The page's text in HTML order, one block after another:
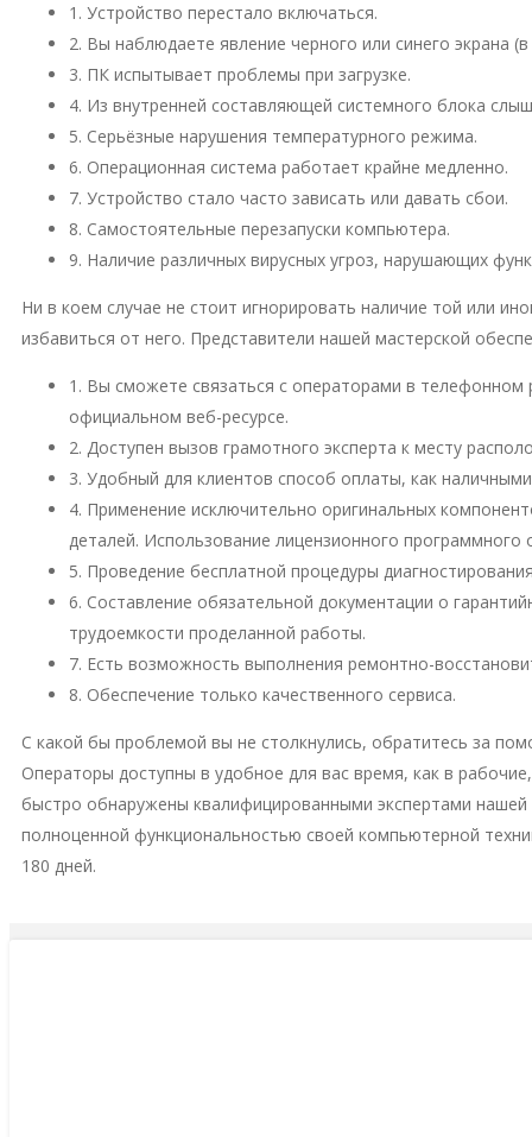
1. Устройство перестало включаться.
2. Вы наблюдаете явление черного или синего экрана
3. ПК испытывает проблемы при загрузке.
4. Из внутренней составляющей системного блока
5. Серьёзные нарушения температурного режима.
6. Операционная система работает крайне медленно.
7. Устройство стало часто зависать или давать сбои.
8. Самостоятельные перезапуски компьютера.
9. Наличие различных вирусных угроз, нарушающих
Ни в коем случае не стоит игнорировать наличие той или
избавиться от него. Представители нашей мастерской
1. Вы сможете связаться с операторами в
официальном веб-ресурсе.
2. Доступен вызов грамотного эксперта к месту
3. Удобный для клиентов способ оплаты, как
4. Применение исключительно оригинальных
деталей. Использование лицензионного
5. Проведение бесплатной процедуры
6. Составление обязательной документации о
трудоемкости проделанной работы.
7. Есть возможность выполнения ремонтно-
8. Обеспечение только качественного сервиса.
С какой бы проблемой вы не столкнулись, обратитесь за
Операторы доступны в удобное для вас время, как в
быстро обнаружены квалифицированными экспертами
полноценной функциональностью своей компьютерной
180 дней.